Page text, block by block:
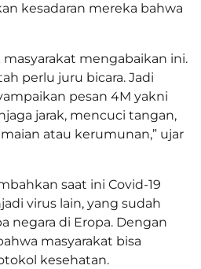
kesadaran mereka bahwa
masyarakat mengabaikan ini.
perlu juru bicara. Jadi
pesan 4M yakni
jarak, mencuci tangan,
atau kerumunan,” ujar
saat ini Covid-19
virus lain, yang sudah
negara di Eropa. Dengan
masyarakat bisa
kesehatan.